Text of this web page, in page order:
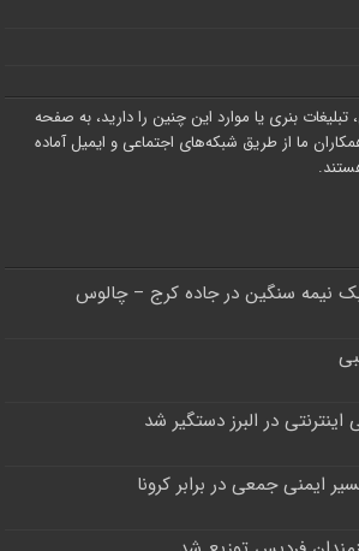
تبلیغات بنری یا موارد این چنین را دارید، به صفحه
ما از طریق شبکه‌های اجتماعی و ایمیل آماده
نیمه سنگین در جاده کرج – چالوس
اینترنتی در البرز دستگیر شد
ایمنی جمعی در برابر کرونا